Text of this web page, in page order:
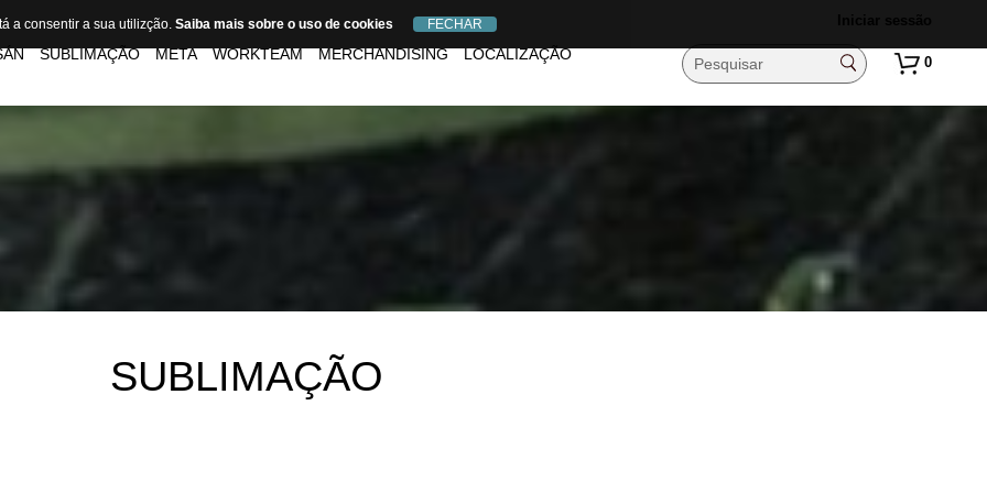
0
SUBLIMAÇÃO META WORKTEAM MERCHANDISING
LOCALIZAÇÃO
SUBLIMAÇÃO
a consentir a sua utilizção. Saiba mais sobre o uso de cookies
a consentir a sua utilizção. Saiba mais sobre o uso de cookies